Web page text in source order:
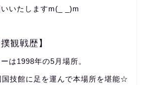
いたしますm(_ _)m
観戦歴】
は1998年の5月場所。
国技館に足を運んで本場所を堪能☆